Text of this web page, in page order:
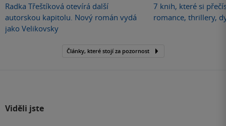
Radka Třeštíková otevírá další
autorskou kapitolu. Nový román vydá
jako Velikovsky
7 knih, které si
romance, thrillery,
Články, které stojí za pozornost
Viděli jste